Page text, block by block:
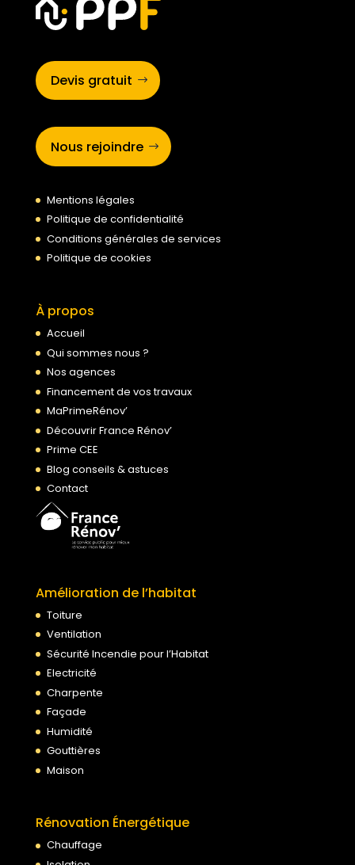
Devis gratuit
Nous rejoindre
Mentions légales
Politique de confidentialité
Conditions générales de services
Politique de cookies
À propos
Accueil
Qui sommes nous ?
Nos agences
Financement de vos travaux
MaPrimeRénov’
Découvrir France Rénov’
Prime CEE
Blog conseils & astuces
Contact
Amélioration de l’habitat
Toiture
Ventilation
Sécurité Incendie pour l’Habitat
Electricité
Charpente
Façade
Humidité
Gouttières
Maison
Rénovation Énergétique
Chauffage